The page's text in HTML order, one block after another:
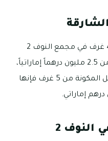
يمكنك تملك فيلا مكونة من 4 غرف في مجمع النوف 2
بأسعار تبلغ قيمتها ما يقرب من 2.5 مليون درهماً إماراتياً،
أما بالنسبة لأسعار تملك الفلل المكونة من 5 غرف فإنها
النوف 2